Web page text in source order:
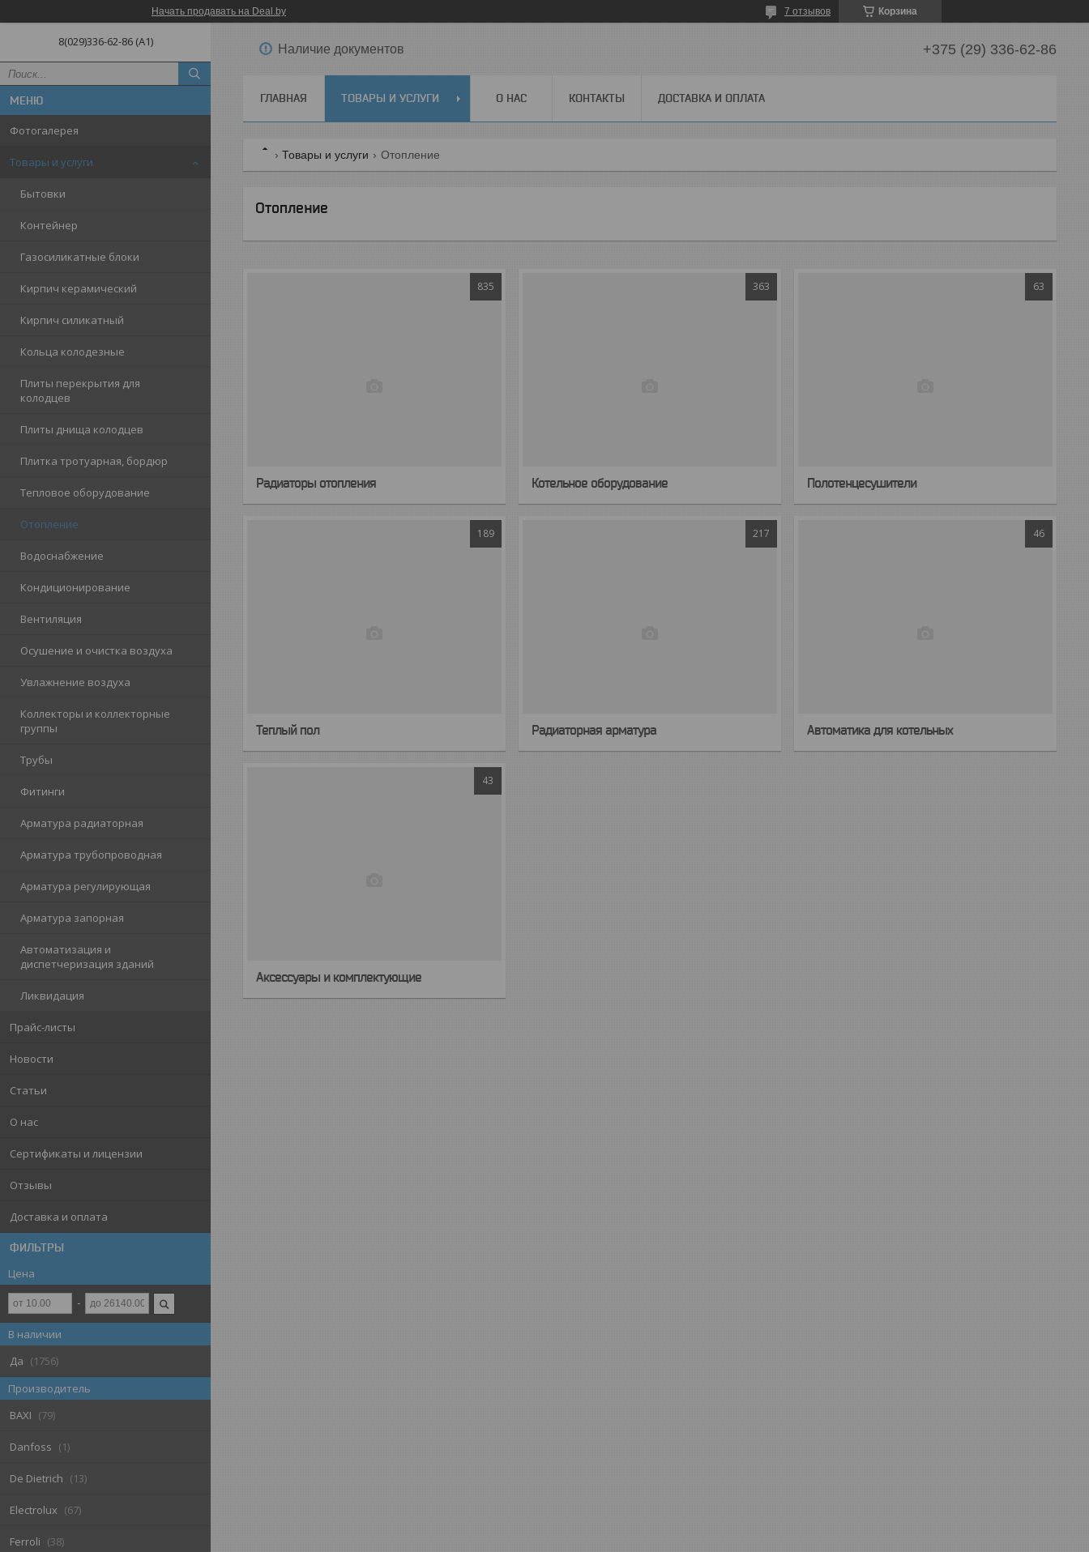
Начать продавать на Deal.by Корзина
7 отзывов
8(029)336-62-86 (A1)
Фотогалерея
Товары и услуги
Бытовки
Контейнер
Газосиликатные блоки
Кирпич керамический
Кирпич силикатный
Кольца колодезные
Плиты перекрытия для
колодцев
Плиты днища колодцев
Плитка тротуарная, бордюр
Тепловое оборудование
Отопление
Водоснабжение
Кондиционирование
Вентиляция
Осушение и очистка воздуха
Увлажнение воздуха
Коллекторы и коллекторные
группы
Трубы
Фитинги
Арматура радиаторная
Арматура трубопроводная
Арматура регулирующая
Арматура запорная
Автоматизация и
диспетчеризация зданий
Ликвидация
Прайс-листы
Новости
Статьи
О нас
Сертификаты и лицензии
Отзывы
Доставка и оплата
ФИЛЬТРЫ
Цена
В наличии
Да
1756
Производитель
BAXI
79
Danfoss 1
De Dietrich 13
Electrolux 67
Ferroli 38
Наличие документов +375 (29) 336-62-86
ГЛАВНАЯ ТОВАРЫ И УСЛУГИ О НАС КОНТАКТЫ ДОСТАВКА И ОПЛАТА
Товары и услуги Отопление
Отопление
835
Радиаторы отопления
363
Котельное оборудование
63
Полотенцесушители
189
Теплый пол
217
Радиаторная арматура
46
Автоматика для котельных
43
Аксессуары и комплектующие